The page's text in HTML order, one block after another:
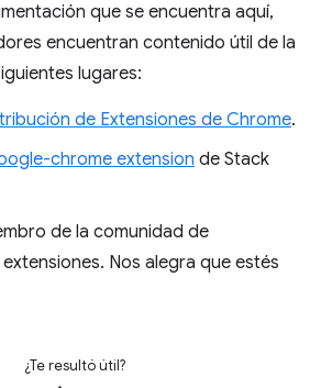
que se encuentra aquí,
encuentran contenido útil de la
lugares:
de Extensiones de Chrome.
chrome extension de Stack
de la comunidad de
Nos alegra que estés
¿Te resultó útil?